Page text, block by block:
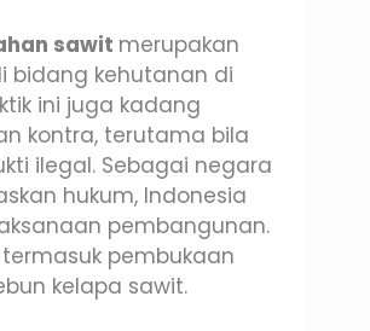
sawit merupakan
bidang kehutanan di
ini juga kadang
kontra, terutama bila
ilegal. Sebagai negara
hukum, Indonesia
pembangunan.
pembukaan
kelapa sawit.